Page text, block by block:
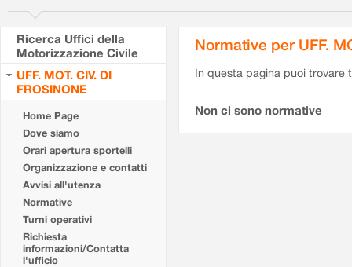
Ricerca Uffici della
Motorizzazione Civile
UFF. MOT. CIV. DI
FROSINONE
Home Page
Dove siamo
Orari apertura sportelli
Organizzazione e contatti
Avvisi all'utenza
Normative
Turni operativi
Richiesta
informazioni/Contatta
l'ufficio
Normative per UFF.
In questa pagina puoi
Non ci sono normative